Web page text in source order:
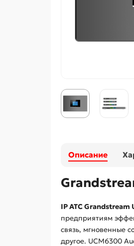
Описание
IP АТС Grandstream
предприятиям
связь, мгновенные
другое. UCM6300